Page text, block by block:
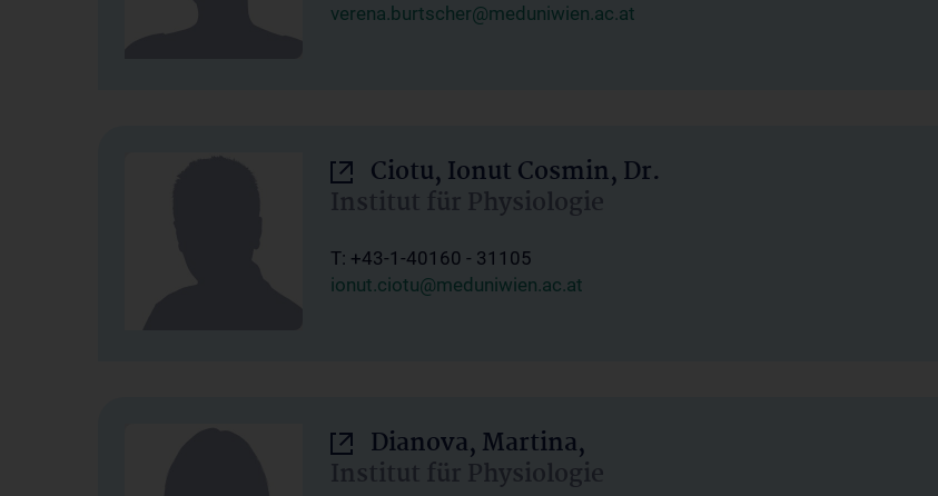
verena.burtscher@meduniwien.ac.at
Ciotu, Ionut Cosmin, Dr.
Institut für Physiologie
T: +43-1-40160 - 31105
ionut.ciotu@meduniwien.ac.at
Dianova, Martina,
Institut für Physiologie